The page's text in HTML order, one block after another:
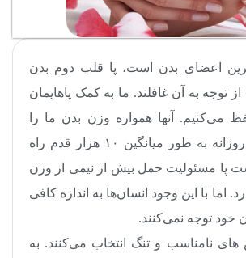
اعضای بدن است، پا قلب دوم بدن
توجه به آن غافلند. ما به کمک پاهایمان
می‌کنیم. آنها همواره وزن بدن ما را
تحمل می‌کنند و روزانه به طور میانگین ۱۰ هزار قدم راه
پا مسئولیت حمل بیش از نیمی از وزن
اما با این وجود انسان‌ها به اندازه کافی
خود توجه نمی‌کنند.
های نامناسب و تنگ انتخاب می‌کنند. به